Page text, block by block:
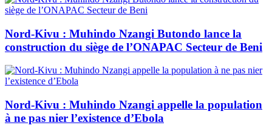
Nord-Kivu : Muhindo Nzangi Butondo lance la
construction du siège de l’ONAPAC Secteur de Beni
Nord-Kivu : Muhindo Nzangi appelle la population
à ne pas nier l’existence d’Ebola